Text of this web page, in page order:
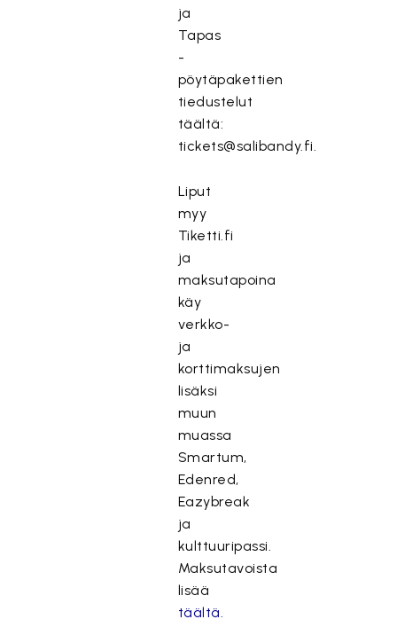
ja
Tapas
-
pöytäpakettien
tiedustelut
täältä:
tickets@salibandy.fi.
Liput
myy
Tiketti.fi
ja
maksutapoina
käy
verkko-
ja
korttimaksujen
lisäksi
muun
muassa
Smartum,
Edenred,
Eazybreak
ja
kulttuuripassi.
Maksutavoista
lisää
täältä.